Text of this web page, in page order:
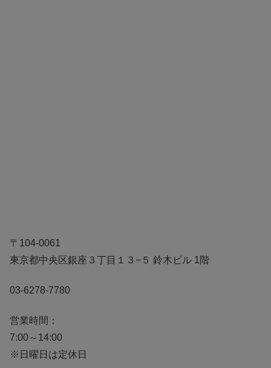
〒104-0061
東京都中央区銀座３丁目１３−５ 鈴木ビル 1階
03-6278-7780
営業時間：
7:00～14:00
※日曜日は定休日